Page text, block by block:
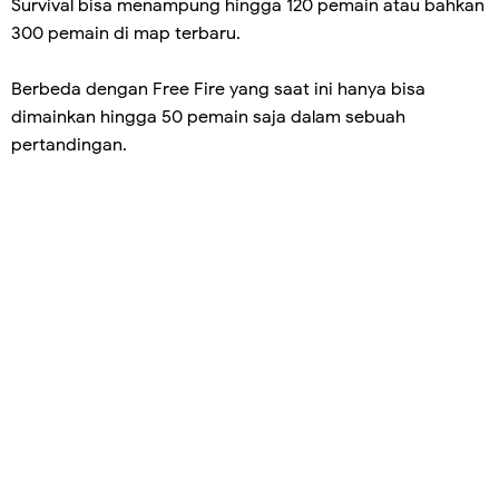
Survival bisa menampung hingga 120 pemain atau bahkan
300 pemain di map terbaru.
Berbeda dengan Free Fire yang saat ini hanya bisa
dimainkan hingga 50 pemain saja dalam sebuah
pertandingan.